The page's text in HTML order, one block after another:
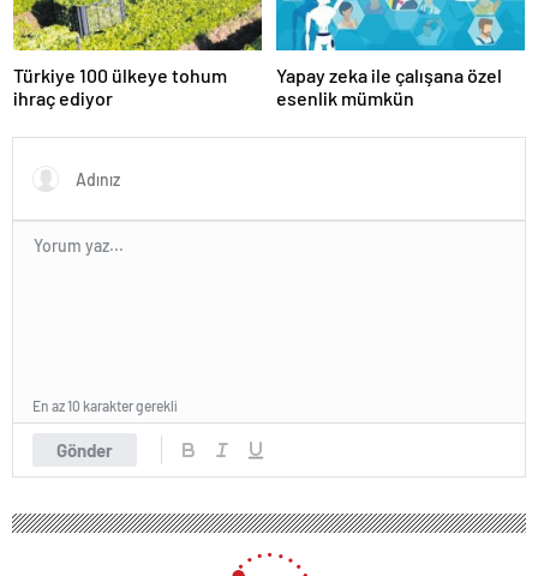
Türkiye 100 ülkeye tohum
ihraç ediyor
Yapay zeka ile çalışana özel
esenlik mümkün
Gönder
En az 10 karakter gerekli